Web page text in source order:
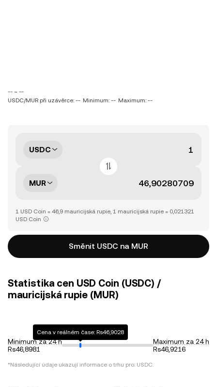
-- ~ --
USDC/MUR při uzávěrce: -- Minimum: -- Maximum: --
USDC
MUR
1 USD Coin = 46,9 mauricijská rupie, 1 mauricijská rupie = 0,021321
USD Coin
Směnit USDC na MUR
Statistika cen USD Coin (USDC) /
mauricijská rupie (MUR)
Minimum za 24 h
Rs46,8981
Cena v reálném čase: Rs46,9028
Maximum za 24 h
Rs46,9216
*Následující údaje ukazují informace o trhu pro: USDC.